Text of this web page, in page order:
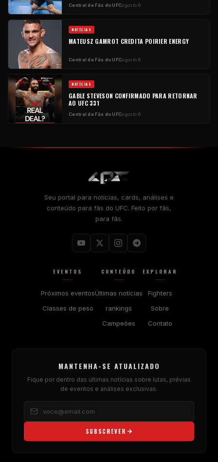
Central de Fãs do UFCagosto 6
NOTÍCIAS
MATEUSZ GAMROT CREDITA POIRIER ENERGY
Central de Fãs do UFCagosto 6
NOTÍCIAS
GABLE STEVESON CONFIRMADO PARA RETORNAR
AO UFC 331
Central de Fãs do UFCagosto 6
Seu portal para notícias, cards, análises e
conteúdo para fãs do UFC. Feito por fãs,
para fãs.
EVENTOS
Próximos eventos
Classes de peso
CONTEÚDO
Últimas notícias
rankings
Campeões
EXPLORAR
Fighters
Sobre
Contato
MANTENHA-SE ATUALIZADO
Fique por dentro das últimas notícias sobre lutas, prévias
de eventos e análises exclusivas.
SUBSCREVER